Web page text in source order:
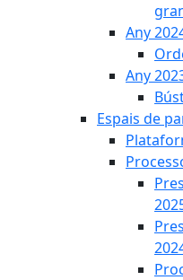
Any
Any
Espais de